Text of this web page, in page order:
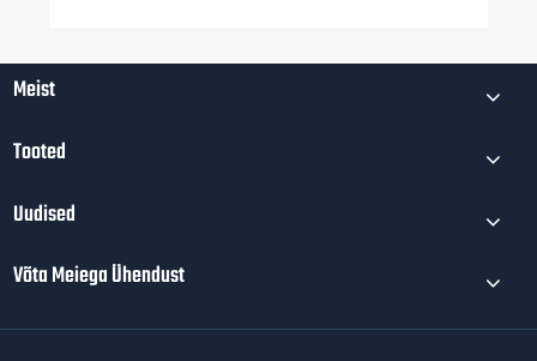
Meist
Tooted
Uudised
Võta Meiega Ühendust